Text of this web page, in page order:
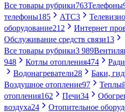
Все товары рубрики763Телефоны
телефоны185 АТС3
оборудование212 Интернет
Обслуживание средств связи13
Все товары рубрики3 989
948
Котлы отопления474
Водонагреватели28 Баки,
Воздушное отопление97
отопления162 Печи34
воздуха24 Отопительное